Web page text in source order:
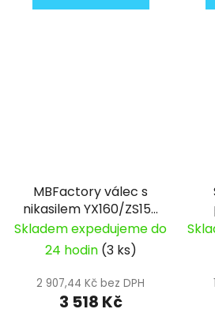
MBFactory válec s
nikasilem YX160/ZS155
62mm
Skladem expedujeme do
24 hodin (3 ks)
2 907,44 Kč bez DPH
3 518 Kč